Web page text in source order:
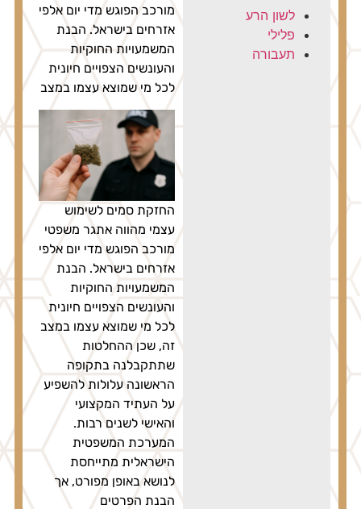
לשון הרע
פלילי
תעבורה
מורכב הפוגש מדי יום אלפי
אזרחים בישראל. הבנת
המשמעויות החוקיות
והעונשים הצפויים חיונית
לכל מי שמוצא עצמו במצב
החזקת סמים לשימוש
עצמי מהווה אתגר משפטי
מורכב הפוגש מדי יום אלפי
אזרחים בישראל. הבנת
המשמעויות החוקיות
והעונשים הצפויים חיונית
לכל מי שמוצא עצמו במצב
זה, שכן ההחלטות
שתתקבלנה בתקופה
הראשונה עלולות להשפיע
על העתיד המקצועי
והאישי לשנים רבות.
המערכת המשפטית
הישראלית מתייחסת
לנושא באופן מפורט, אך
הבנת הפרטים